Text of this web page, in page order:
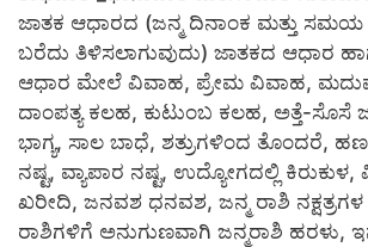
ಜಾತಕ ಆಧಾರದ (ಜನ್ಮ ದಿನಾಂಕ ಮತ್ತು
ಬರೆದು ತಿಳಿಸಲಾಗುವುದು) ಜಾತಕದ ಆಧಾರ
ಆಧಾರ ಮೇಲೆ ವಿವಾಹ, ಪ್ರೇಮ ವಿವಾಹ,
ದಾಂಪತ್ಯ ಕಲಹ, ಕುಟುಂಬ ಕಲಹ, ಅತ್ತೆ-ಸೊಸೆ
ಭಾಗ್ಯ, ಸಾಲ ಬಾಧೆ, ಶತ್ರುಗಳಿಂದ ತೊಂದರೆ,
ನಷ್ಟ, ವ್ಯಾಪಾರ ನಷ್ಟ, ಉದ್ಯೋಗದಲ್ಲಿ ಕಿರುಕುಳ,
ಖರೀದಿ, ಜನವಶ ಧನವಶ, ಜನ್ಮ ರಾಶಿ
ರಾಶಿಗಳಿಗೆ ಅನುಗುಣವಾಗಿ ಜನ್ಮರಾಶಿ ಹರಳು,